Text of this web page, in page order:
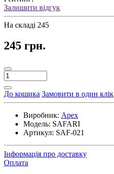
Залишити відгук
На складі 245
245 грн.
До кошика Замовити в один клік
Виробник: Apex
Модель: SAFARI
Артикул: SAF-021
Інформація про доставку
Оплата